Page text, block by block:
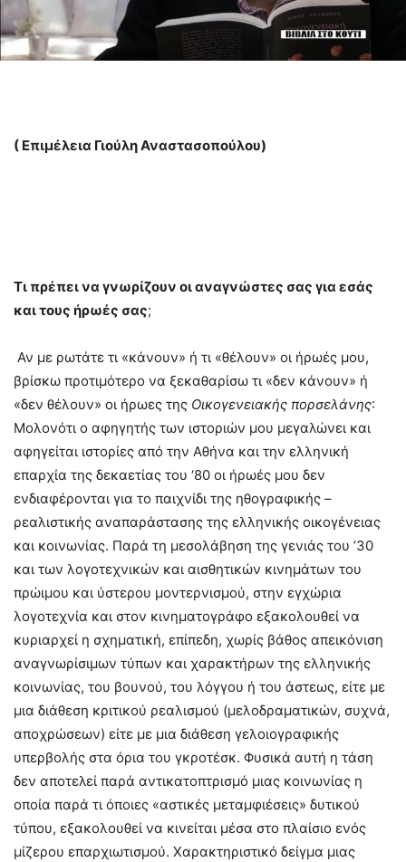
( Επιμέλεια Γιούλη Αναστασοπούλου)
Tι πρέπει να γνωρίζουν οι αναγνώστες σας για εσάς
και τους ήρωές σας;
Αν με ρωτάτε τι «κάνουν» ή τι «θέλουν» οι ήρωές μου,
βρίσκω προτιμότερο να ξεκαθαρίσω τι «δεν κάνουν» ή
«δεν θέλουν» οι ήρωες της Οικογενειακής πορσελάνης:
Μολονότι ο αφηγητής των ιστοριών μου μεγαλώνει και
αφηγείται ιστορίες από την Αθήνα και την ελληνική
επαρχία της δεκαετίας του ‘80 οι ήρωές μου δεν
ενδιαφέρονται για το παιχνίδι της ηθογραφικής –
ρεαλιστικής αναπαράστασης της ελληνικής οικογένειας
και κοινωνίας. Παρά τη μεσολάβηση της γενιάς του ’30
και των λογοτεχνικών και αισθητικών κινημάτων του
πρώιμου και ύστερου μοντερνισμού, στην εγχώρια
λογοτεχνία και στον κινηματογράφο εξακολουθεί να
κυριαρχεί η σχηματική, επίπεδη, χωρίς βάθος απεικόνιση
αναγνωρίσιμων τύπων και χαρακτήρων της ελληνικής
κοινωνίας, του βουνού, του λόγγου ή του άστεως, είτε με
μια διάθεση κριτικού ρεαλισμού (μελοδραματικών, συχνά,
αποχρώσεων) είτε με μια διάθεση γελοιογραφικής
υπερβολής στα όρια του γκροτέσκ. Φυσικά αυτή η τάση
δεν αποτελεί παρά αντικατοπτρισμό μιας κοινωνίας η
οποία παρά τι όποιες «αστικές μεταμφιέσεις» δυτικού
τύπου, εξακολουθεί να κινείται μέσα στο πλαίσιο ενός
μίζερου επαρχιωτισμού. Χαρακτηριστικό δείγμα μιας